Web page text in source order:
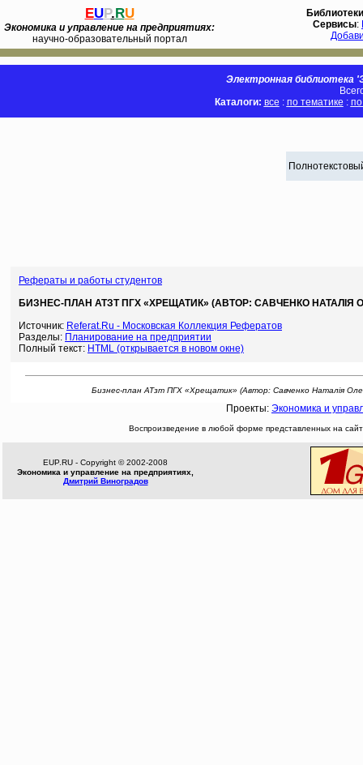
EUP.RU
Экономика и управление на предприятиях:
научно-образовательный портал
Библиотеки
Сервисы:
Электронная библиотека
Каталоги: все : по тематике :
Рефераты и работы студентов
БИЗНЕС-ПЛАН АТЗТ ПГХ «ХРЕЩАТИК» (АВТОР: САВЧЕНКО НАТАЛІЯ
Источник: Referat.Ru - Московская Коллекция Рефератов
Разделы: Планирование на предприятии
Полный текст: HTML (открывается в новом окне)
Бизнес-план АТзт ПГХ «Хрещатик» (Автор: Савченко Наталія
Проекты: Экономика и
Воспроизведение в любой форме представленных на
EUP.RU - Copyright © 2002-2008
Экономика и управление на предприятиях,
Дмитрий Виноградов